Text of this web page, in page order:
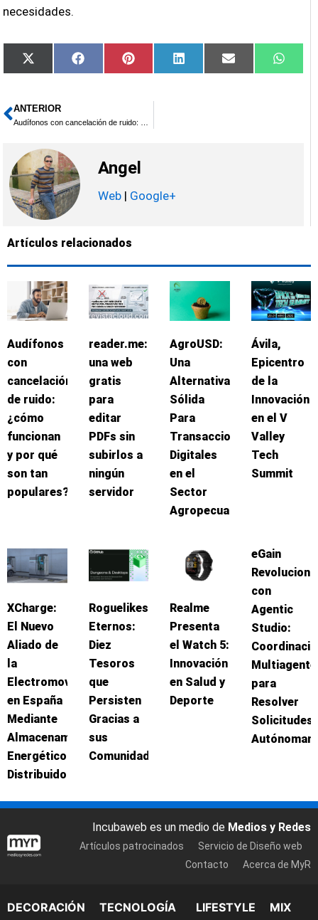
necesidades.
Compartir
en
X
(Twitter)
Compartir
en
FacebookCompartir
en
PinterestCompartir
en
LinkedIn Compartir
en
Email
en
Ant
ANTERIOR
Angel
Web| Google+
Artículos relacionados
Audífonos
con
cancelación
de ruido:
¿cómo
funcionan
y por qué
son tan
populares?
reader.me:
una web
gratis
para
editar
PDFs sin
subirlos a
ningún
servidor
AgroUSD:
Una
Alternativa
Sólida
Para
Transacciones
Digitales
en el
Sector
Agropecuario
Ávila,
Epicentro
de la
Innovación
en el V
Valley
Tech
Summit
XCharge:
El Nuevo
Aliado de
la
Electromovilidad
en España
Mediante
Almacenamiento
Energético
Distribuido
Roguelikes
Eternos:
Diez
Tesoros
que
Persisten
Gracias a
sus
Comunidades
Realme
Presenta
el Watch 5:
Innovación
en Salud y
Deporte
eGain
Revoluciona
con
Agentic
Studio:
Multiagente
para
Resolver
Solicitudes
Incubaweb es un medio de Medios y Redes
Artículos patrocinados
Servicio de Diseño web
Contacto
Acerca de MyR
DECORACIÓN TECNOLOGÍA LIFESTYLE MIX